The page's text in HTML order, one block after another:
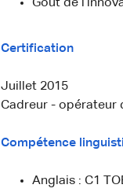
Goût de
Certification
Juillet 2015
Cadreur - opérateur
Compétence
Anglais : C1